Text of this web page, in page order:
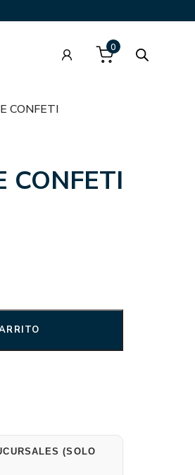
0
CONFETI
CONFETI
(SOLO